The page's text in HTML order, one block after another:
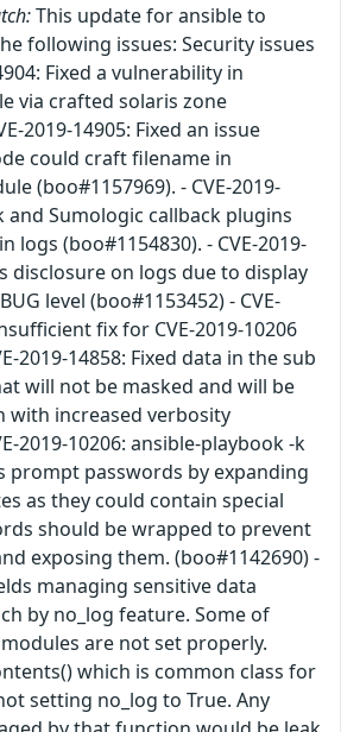
This update for ansible to
following issues: Security issues
Fixed a vulnerability in
via crafted solaris zone
2019-14905: Fixed an issue
could craft filename in
(boo#1157969). - CVE-2019-
and Sumologic callback plugins
logs (boo#1154830). - CVE-2019-
disclosure on logs due to display
level (boo#1153452) - CVE-
fix for CVE-2019-10206
2019-14858: Fixed data in the sub
will not be masked and will be
with increased verbosity
2019-10206: ansible-playbook -k
prompt passwords by expanding
as they could contain special
should be wrapped to prevent
exposing them. (boo#1142690) -
managing sensitive data
by no_log feature. Some of
are not set properly.
which is common class for
setting no_log to True. Any